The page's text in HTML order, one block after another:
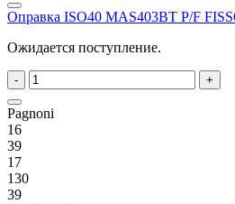
Оправка ISO40 MAS403BT P/F
Ожидается поступление.
- +
Pagnoni
16
39
17
130
39